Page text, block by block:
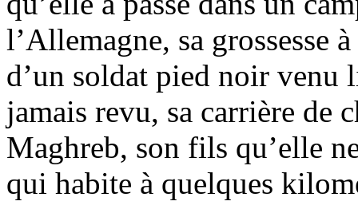
l’Allemagne, sa grossesse
d’un soldat pied noir venu
jamais revu, sa carrière de
Maghreb, son fils qu’elle
qui habite à quelques